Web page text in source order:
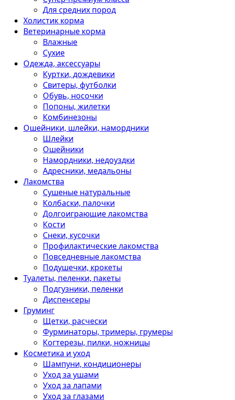
Для средних пород
Холистик корма
Ветеринарные корма
Влажные
Сухие
Одежда, аксессуары
Куртки, дождевики
Свитеры, футболки
Обувь, носочки
Попоны, жилетки
Комбинезоны
Ошейники, шлейки, намордники
Шлейки
Ошейники
Намордники, недоуздки
Адресники, медальоны
Лакомства
Сушеные натуральные
Колбаски, палочки
Долгоиграющие лакомства
Кости
Снеки, кусочки
Профилактические лакомства
Повседневные лакомства
Подушечки, крокеты
Туалеты, пеленки, пакеты
Подгузники, пеленки
Диспенсеры
Груминг
Щетки, расчески
Фурминаторы, тримеры, грумеры
Когтерезы, пилки, ножницы
Косметика и уход
Шампуни, кондиционеры
Уход за ушами
Уход за лапами
Уход за глазами